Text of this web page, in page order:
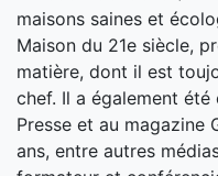
maisons saines et
Maison du 21e siècle,
matière, dont il est
chef. Il a également
Presse et au magazine
ans, entre autres